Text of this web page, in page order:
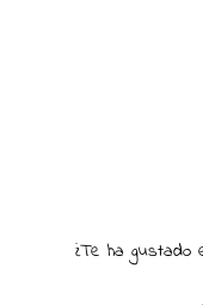
¿Te ha gustado